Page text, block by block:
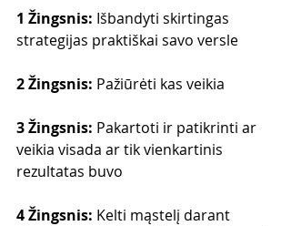
1 Žingsnis: Išbandyti skirtingas
strategijas praktiškai savo versle
2 Žingsnis: Pažiūrėti kas veikia
3 Žingsnis: Pakartoti ir patikrinti ar
veikia visada ar tik vienkartinis
rezultatas buvo
4 Žingsnis: Kelti mąstelį darant